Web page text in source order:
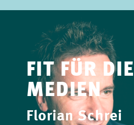
FIT FÜR DIE
MEDIEN
Florian Schrei